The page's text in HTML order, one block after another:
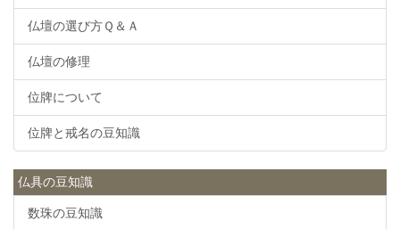
仏壇の選び方Ｑ＆Ａ
仏壇の修理
位牌について
位牌と戒名の豆知識
仏具の豆知識
数珠の豆知識